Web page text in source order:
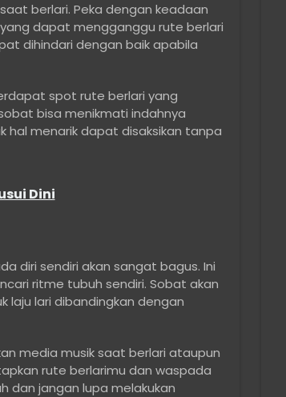
berlari. Peka dengan keadaan
dapat mengganggu rute berlari
dihindari dengan baik apabila
spot rute berlari yang
bisa menikmati indahnya
hal menarik dapat disaksikan tanpa
Dini
diri sendiri akan sangat bagus. Ini
ritme tubuh sendiri. Sobat akan
laju lari dibandingkan dengan
media musik saat berlari ataupun
rute berlarimu dan waspada
dan jangan lupa melakukan